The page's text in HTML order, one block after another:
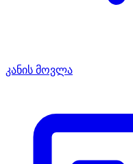
კანის მოვლა